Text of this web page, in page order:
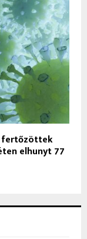
fertőzöttek
elhunyt 77